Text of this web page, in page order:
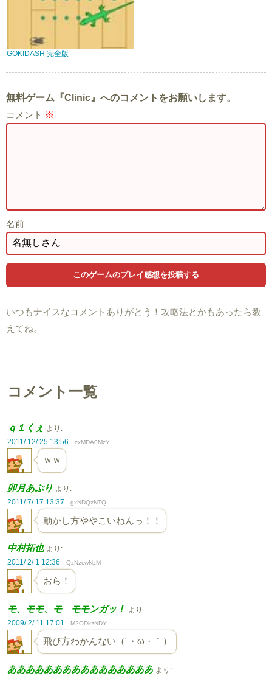
GOKIDASH 完全版
無料ゲーム『Clinic』へのコメントをお願いします。
コメント ※
名前
いつもナイスなコメントありがとう！攻略法とかもあったら教
えてね。
コメント一覧
ｑ１くぇ より:
2011/ 12/ 25 13:56
cxMDA0MzY
ｗｗ
卯月あぷり より:
2011/ 7/ 17 13:37
gxNDQzNTQ
動かし方ややこいねんっ！！
中村拓也 より:
2011/ 2/ 1 12:36
QzNzcwNzM
おら！
モ、モモ、モ モモンガッ！
より:
2009/ 2/ 11 17:01
M2ODkzNDY
飛び方わかんない（´・ω・｀）
ああああああああああああああああ より: